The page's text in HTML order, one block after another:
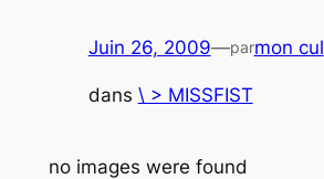
Juin 26, 2009—parmon cul
dans \ > MISSFIST
no images were found